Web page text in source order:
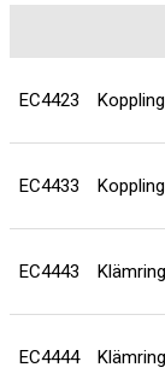
EC4423
EC4433
EC4443
EC4444